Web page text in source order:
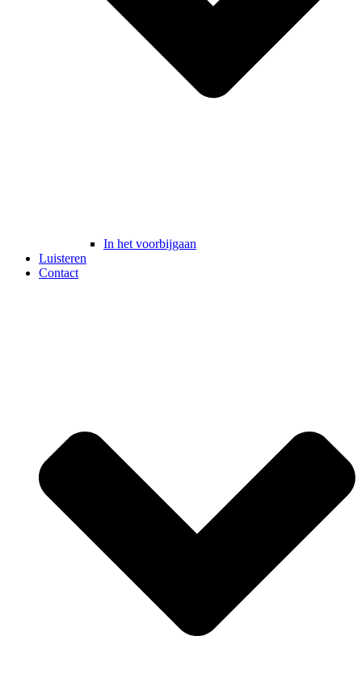
In het voorbijgaan
Luisteren
Contact